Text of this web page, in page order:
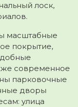
лоск,
масштабные
покрытие,
современное
парковочные
дворы
улица